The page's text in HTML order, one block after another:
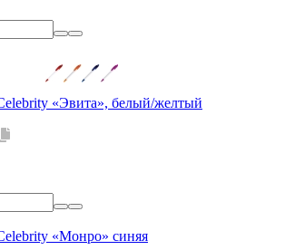
«Эвита», белый/желтый
«Монро» синяя